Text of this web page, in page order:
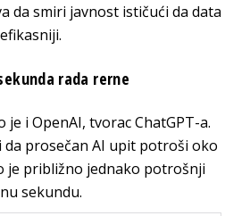
da smiri javnost ističući da data
rada rerne
je i OpenAI, tvorac ChatGPT-a.
da prosečan AI upit potroši oko
je približno jednako potrošnji
sekundu.